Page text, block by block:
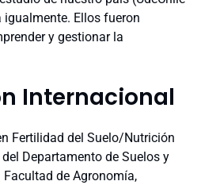
Ellos fueron
y gestionar la
Internacional
Fertilidad del Suelo/Nutrición
Departamento de Suelos y
de Agronomía,